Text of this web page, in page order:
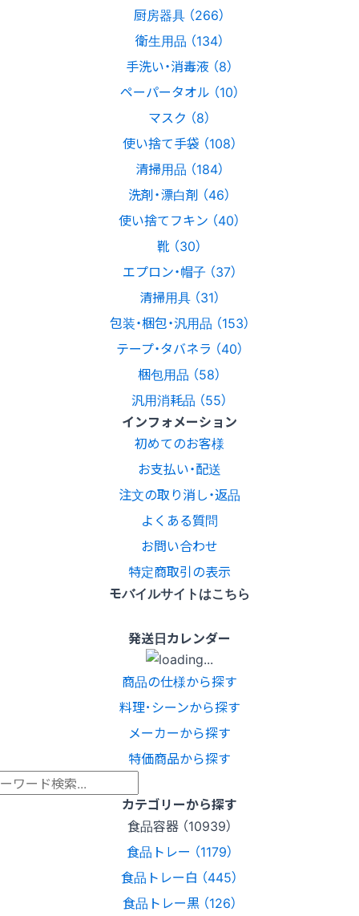
厨房器具 （266）
衛生用品 （134）
手洗い・消毒液 （8）
ペーパータオル （10）
マスク （8）
使い捨て手袋 （108）
清掃用品 （184）
洗剤・漂白剤 （46）
使い捨てフキン （40）
靴 （30）
エプロン・帽子 （37）
清掃用具 （31）
包装・梱包・汎用品 （153）
テープ・タバネラ （40）
梱包用品 （58）
汎用消耗品 （55）
インフォメーション
初めてのお客様
お支払い・配送
注文の取り消し・返品
よくある質問
お問い合わせ
特定商取引の表示
モバイルサイトはこちら
発送日カレンダー
商品の仕様から探す
料理･シーンから探す
メーカーから探す
特価商品から探す
カテゴリーから探す
食品容器 （10939）
食品トレー （1179）
食品トレー白 （445）
食品トレー黒 （126）